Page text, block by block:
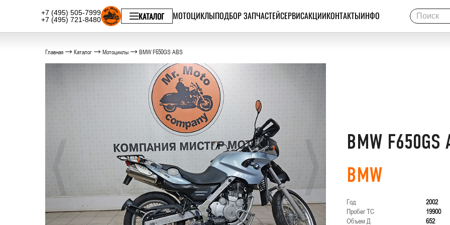
+7 (495) 505-7999
+7 (495) 721-8480
КАТАЛОГ МОТОЦИКЛЫПОДБОР ЗАПЧАСТЕЙСЕРВИСАКЦИИКОНТАКТЫИНФО
Главная Каталог Мотоциклы BMW F650GS ABS
BMW F650GS
BMW
Год
2002
Пробег ТС
19900
Объем Д
652